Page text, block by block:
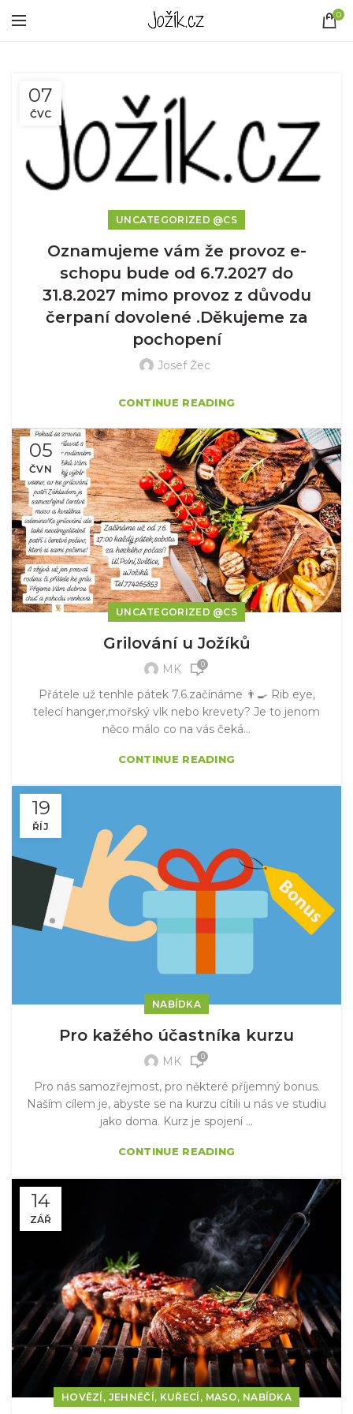
0
07
ČVC
UNCATEGORIZED @CS
Oznamujeme vám že provoz e-
schopu bude od 6.7.2027 do
31.8.2027 mimo provoz z důvodu
čerpaní dovolené .Děkujeme za
pochopení
Josef Žec
CONTINUE READING
05
ČVN
UNCATEGORIZED @CS
Grilování u Jožíků
MK 0
Přátele už tenhle pátek 7.6.začínáme 👨‍🍳 Rib eye,
telecí hanger,mořský vlk nebo krevety? Je to jenom
něco málo co na vás čeká...
CONTINUE READING
19
ŘÍJ
NABÍDKA
Pro kažého účastníka kurzu
MK 0
Pro nás samozřejmost, pro některé příjemný bonus.
Naším cílem je, abyste se na kurzu cítili u nás ve studiu
jako doma. Kurz je spojení ...
CONTINUE READING
14
ZÁŘ
HOVĚZÍ , JEHNĚČÍ, KUŘECÍ , MASO, NABÍDKA